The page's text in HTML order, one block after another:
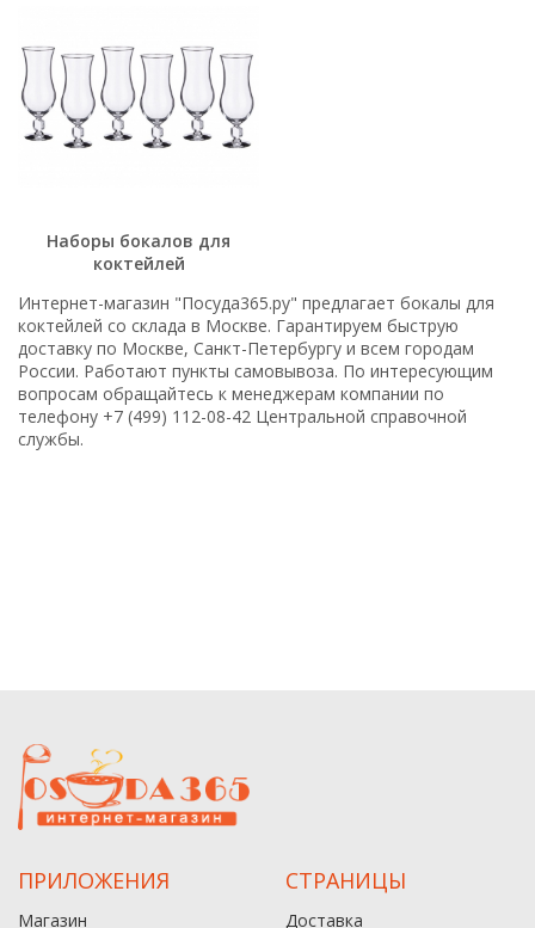
Наборы бокалов для
коктейлей
Интернет-магазин "Посуда365.ру" предлагает бокалы для
коктейлей со склада в Москве. Гарантируем быструю
доставку по Москве, Санкт-Петербургу и всем городам
России. Работают пункты самовывоза. По интересующим
вопросам обращайтесь к менеджерам компании по
телефону +7 (499) 112-08-42 Центральной справочной
службы.
ПРИЛОЖЕНИЯ
Магазин
СТРАНИЦЫ
Доставка